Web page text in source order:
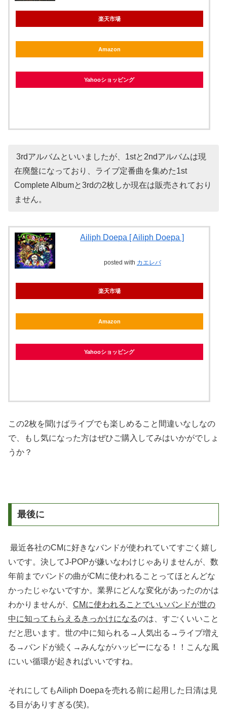
楽天市場
Amazon
Yahooショッピング
3rdアルバムといいましたが、1stと2ndアルバムは現
在廃盤になっており、ライブ定番曲を集めた1st
Complete Albumと3rdの2枚しか現在は販売されており
ません。
Ailiph Doepa [ Ailiph Doepa ]
posted with カエレバ
楽天市場
Amazon
Yahooショッピング
この2枚を聞けばライブでも楽しめること間違いなしなの
で、もし気になった方はぜひご購入してみはいかがでしょ
うか？
最後に
最近各社のCMに好きなバンドが使われていてすごく嬉し
いです。決してJ-POPが嫌いなわけじゃありませんが、数
年前までバンドの曲がCMに使われることってほとんどな
かったじゃないですか。業界にどんな変化があったのかは
わかりませんが、 CMに使われることでいいバンドが世の
中に知ってもらえるきっかけになるのは、すごくいいこと
だと思います。世の中に知られる→人気出る→ライブ増え
る→バンドが続く→みんながハッピーになる！！こんな風
にいい循環が起きればいいですね。
それにしてもAiliph Doepaを売れる前に起用した日清は見
る目がありすぎる(笑)。